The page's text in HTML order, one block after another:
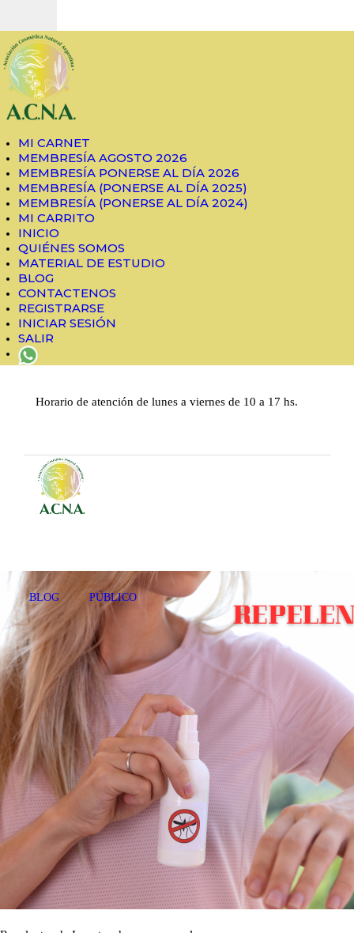
MI CARNET
MEMBRESÍA AGOSTO 2026
MEMBRESÍA PONERSE AL DÍA 2026
MEMBRESÍA (PONERSE AL DÍA 2025)
MEMBRESÍA (PONERSE AL DÍA 2024)
MI CARRITO
INICIO
QUIÉNES SOMOS
MATERIAL DE ESTUDIO
BLOG
CONTACTENOS
REGISTRARSE
INICIAR SESIÓN
SALIR
Horario de atención de lunes a viernes de 10 a 17 hs.
Asociación de Cosmética Natural Argentina
MEMBRESÍA AGOSTO
2026
MEMBRESÍA PONERSE
AL DÍA 2026
MEMBRESÍA (PONERSE
AL DÍA 2025)
MEMBRESÍA (PONERSE
AL DÍA 2024)
MI CARRITO
MATERIAL DE ESTUDIO
BLOG
REGISTRARSE
INICIAR SESIÓN
SALIR
BLOG PÚBLICO